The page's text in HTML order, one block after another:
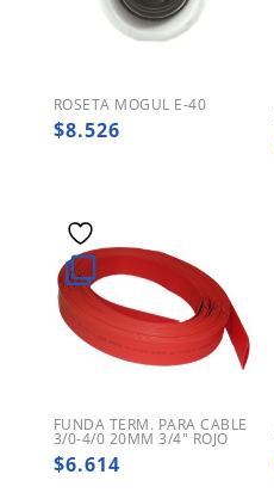
ROSETA MOGUL E-40
$8.526
FUNDA TERM. PARA CABLE
3/0-4/0 20MM 3/4″ ROJO
$6.614